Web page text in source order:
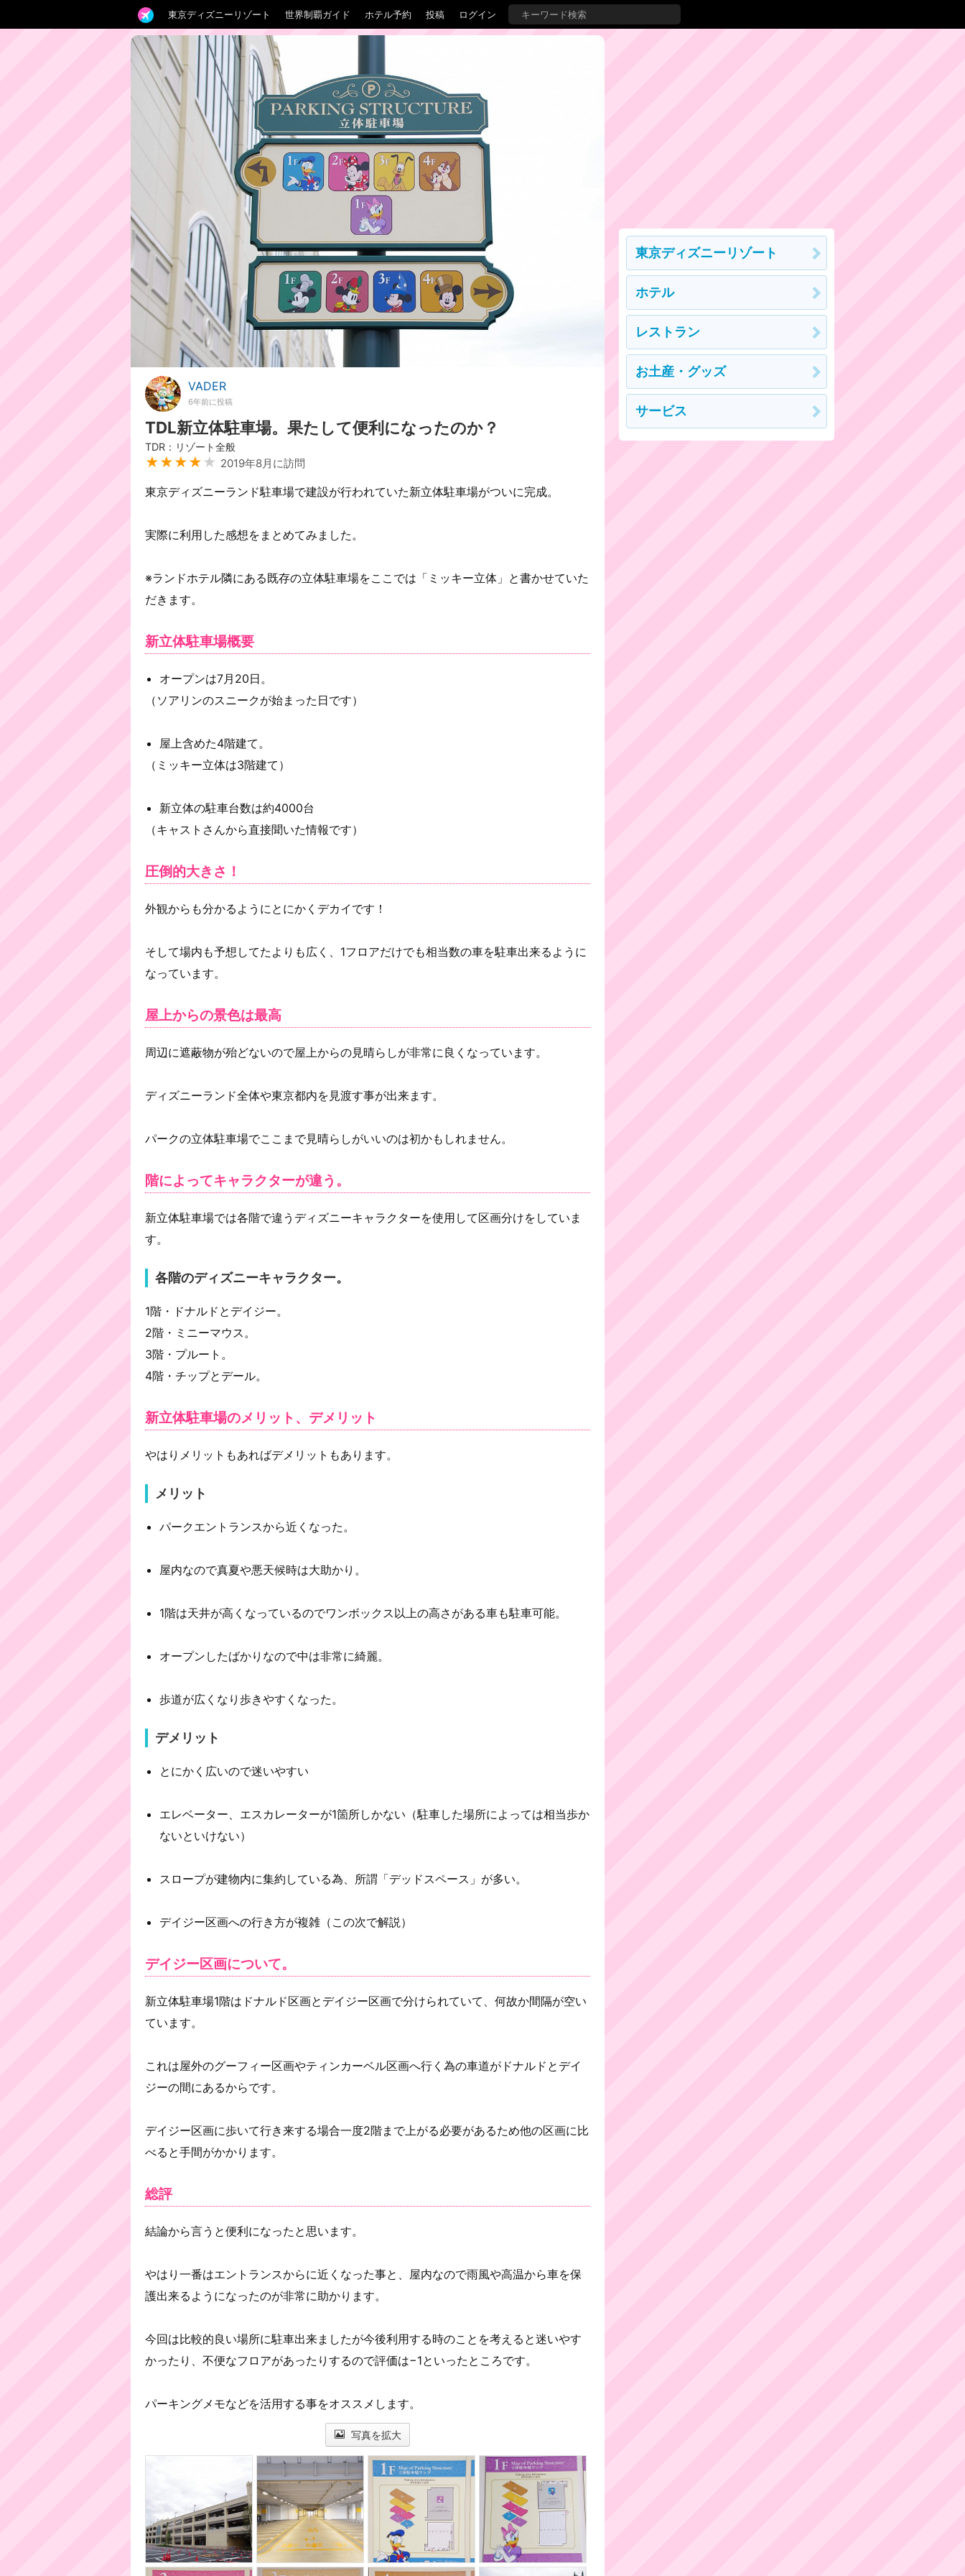
東京ディズニーリゾート 世界制覇ガイド ホテル予約 投稿 ログイン
VADER
6年前に投稿
TDL新立体駐車場。果たして便利になったのか？
TDR：リゾート全般
★★★★ ★ 2019年8月に訪問
東京ディズニーランド駐車場で建設が行われていた新立体駐車場がついに完成。
実際に利用した感想をまとめてみました。
※ランドホテル隣にある既存の立体駐車場をここでは「ミッキー立体」と書かせていた
だきます。
新立体駐車場概要
オープンは7月20日。
（ソアリンのスニークが始まった日です）
屋上含めた4階建て。
（ミッキー立体は3階建て）
新立体の駐車台数は約4000台
（キャストさんから直接聞いた情報です）
圧倒的大きさ！
外観からも分かるようにとにかくデカイです！
そして場内も予想してたよりも広く、1フロアだけでも相当数の車を駐車出来るように
なっています。
屋上からの景色は最高
周辺に遮蔽物が殆どないので屋上からの見晴らしが非常に良くなっています。
ディズニーランド全体や東京都内を見渡す事が出来ます。
パークの立体駐車場でここまで見晴らしがいいのは初かもしれません。
階によってキャラクターが違う。
新立体駐車場では各階で違うディズニーキャラクターを使用して区画分けをしていま
す。
各階のディズニーキャラクター。
1階・ドナルドとデイジー。
2階・ミニーマウス。
3階・プルート。
4階・チップとデール。
新立体駐車場のメリット、デメリット
やはりメリットもあればデメリットもあります。
メリット
パークエントランスから近くなった。
屋内なので真夏や悪天候時は大助かり。
1階は天井が高くなっているのでワンボックス以上の高さがある車も駐車可能。
オープンしたばかりなので中は非常に綺麗。
歩道が広くなり歩きやすくなった。
デメリット
とにかく広いので迷いやすい
エレベーター、エスカレーターが1箇所しかない（駐車した場所によっては相当歩か
ないといけない）
スロープが建物内に集約している為、所謂「デッドスペース」が多い。
デイジー区画への行き方が複雑（この次で解説）
デイジー区画について。
新立体駐車場1階はドナルド区画とデイジー区画で分けられていて、何故か間隔が空い
ています。
これは屋外のグーフィー区画やティンカーベル区画へ行く為の車道がドナルドとデイ
ジーの間にあるからです。
デイジー区画に歩いて行き来する場合一度2階まで上がる必要があるため他の区画に比
べると手間がかかります。
総評
結論から言うと便利になったと思います。
やはり一番はエントランスからに近くなった事と、屋内なので雨風や高温から車を保
護出来るようになったのが非常に助かります。
今回は比較的良い場所に駐車出来ましたが今後利用する時のことを考えると迷いやす
かったり、不便なフロアがあったりするので評価は−1といったところです。
パーキングメモなどを活用する事をオススメします。
写真を拡大
東京ディズニーリゾート
ホテル
レストラン
お土産・グッズ
サービス